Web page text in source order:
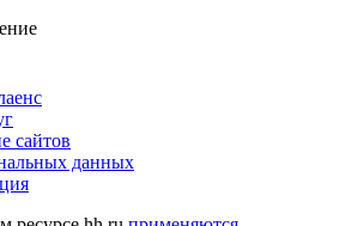
сайтов
данных